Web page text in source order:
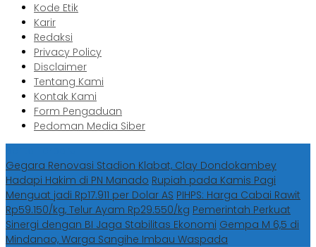
Kode Etik
Karir
Redaksi
Privacy Policy
Disclaimer
Tentang Kami
Kontak Kami
Form Pengaduan
Pedoman Media Siber
Gegara Renovasi Stadion Klabat, Clay Dondokambey
Hadapi Hakim di PN Manado Rupiah pada Kamis Pagi
Menguat jadi Rp17.911 per Dolar AS PIHPS: Harga Cabai Rawit
Rp59.150/kg, Telur Ayam Rp29.550/kg Pemerintah Perkuat
Sinergi dengan BI Jaga Stabilitas Ekonomi Gempa M 6,5 di
Mindanao, Warga Sangihe Imbau Waspada